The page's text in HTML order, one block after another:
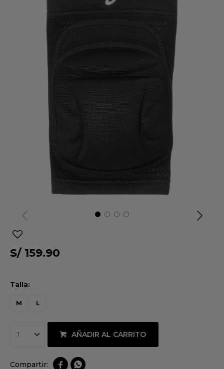
S/ 159.90
Talla:
M L
1 AÑADIR AL CARRITO
 